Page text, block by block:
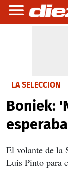
LA SELECCIÓN
Boniek:
El volante de la
Luis Pinto para